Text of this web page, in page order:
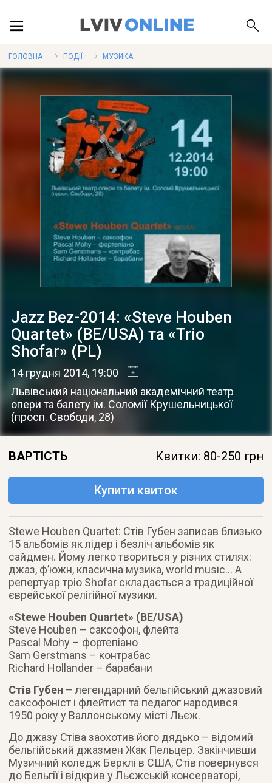
ЛОКАЦІЇ
ПУБЛІКАЦІЇ
ГОЛОВНА ПОДІЇ МУЗИКА
Jazz Bez-2014: «Steve Houben
Quartet» (BE/USA) та «Trio
Shofar» (PL)
14 грудня 2014, 19:00
Львівський національний академічний театр
опери та балету ім. Соломії Крушельницької
(просп. Свободи, 28)
ВАРТІСТЬ Квитки: 80-250 грн
Купити квиток
Stewe Houben Quartet: Стів Губен записав близько
15 альбомів як лідер і безліч альбомів як
сайдмен. Йому легко твориться у різних стилях:
джаз, ф’южн, класична музика, world music… А
репертуар тріо Shofar складається з традиційної
єврейської релігійної музики.
«Stewe Houben Quartet» (BE/USA)
Steve Houben – саксофон, флейта
Pascal Mohy – фортепіано
Sam Gerstmans – контрабас
Richard Hollander – барабани
Стів Губен – легендарний бельгійський джазовий
саксофоніст і флейтист та педагог народився
1950 року у Валлонському місті Льєж.
До джазу Стіва заохотив його дядько – відомий
бельгійський джазмен Жак Пельцер. Закінчивши
Музичний коледж Берклі в США, Стів повернувся
до Бельгії і відкрив у Льєжській консерваторі,